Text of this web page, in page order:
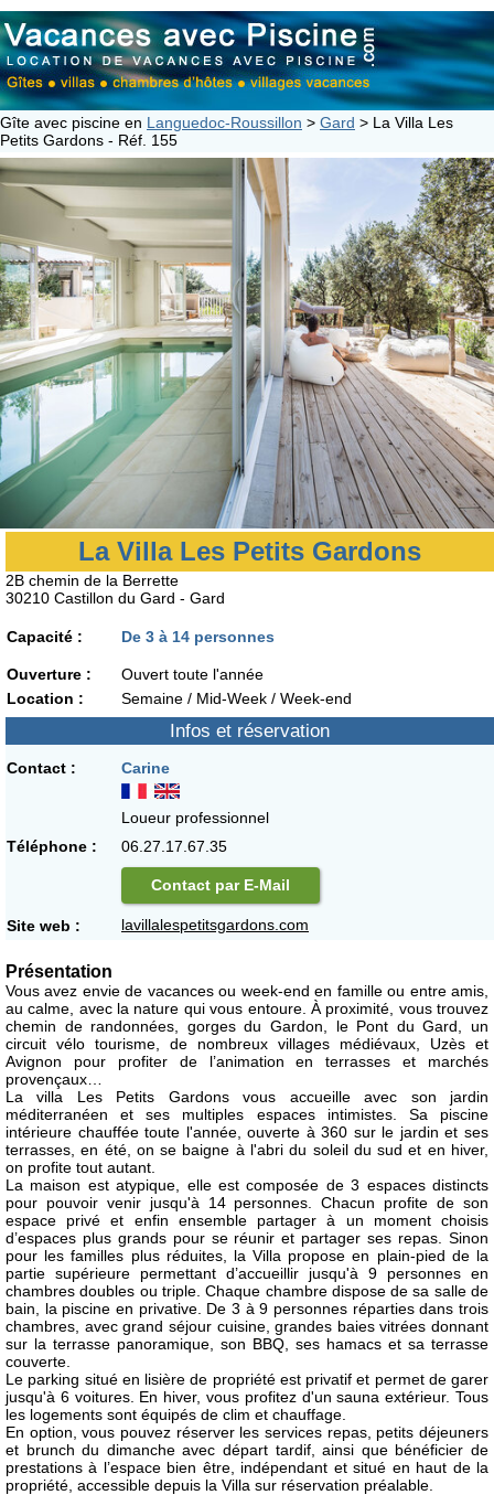
Gîte avec piscine en Languedoc-Roussillon > Gard > La Villa Les
Petits Gardons - Réf. 155
La Villa Les Petits Gardons
2B chemin de la Berrette
30210 Castillon du Gard - Gard
Capacité : De 3 à 14 personnes
Ouverture :
Ouvert toute l'année
Location :
Semaine / Mid-Week / Week-end
Infos et réservation
Contact : Carine
Loueur professionnel
Téléphone :
06.27.17.67.35
Contact par E-Mail
Site web : lavillalespetitsgardons.com
Présentation
Vous avez envie de vacances ou week-end en famille ou entre amis,
au calme, avec la nature qui vous entoure. À proximité, vous trouvez
chemin de randonnées, gorges du Gardon, le Pont du Gard, un
circuit vélo tourisme, de nombreux villages médiévaux, Uzès et
Avignon pour profiter de l’animation en terrasses et marchés
provençaux…
La villa Les Petits Gardons vous accueille avec son jardin
méditerranéen et ses multiples espaces intimistes. Sa piscine
intérieure chauffée toute l'année, ouverte à 360 sur le jardin et ses
terrasses, en été, on se baigne à l'abri du soleil du sud et en hiver,
on profite tout autant.
La maison est atypique, elle est composée de 3 espaces distincts
pour pouvoir venir jusqu'à 14 personnes. Chacun profite de son
espace privé et enfin ensemble partager à un moment choisis
d’espaces plus grands pour se réunir et partager ses repas. Sinon
pour les familles plus réduites, la Villa propose en plain-pied de la
partie supérieure permettant d’accueillir jusqu'à 9 personnes en
chambres doubles ou triple. Chaque chambre dispose de sa salle de
bain, la piscine en privative. De 3 à 9 personnes réparties dans trois
chambres, avec grand séjour cuisine, grandes baies vitrées donnant
sur la terrasse panoramique, son BBQ, ses hamacs et sa terrasse
couverte.
Le parking situé en lisière de propriété est privatif et permet de garer
jusqu'à 6 voitures. En hiver, vous profitez d'un sauna extérieur. Tous
les logements sont équipés de clim et chauffage.
En option, vous pouvez réserver les services repas, petits déjeuners
et brunch du dimanche avec départ tardif, ainsi que bénéficier de
prestations à l’espace bien être, indépendant et situé en haut de la
propriété, accessible depuis la Villa sur réservation préalable.
Panneau de gestion des cookies